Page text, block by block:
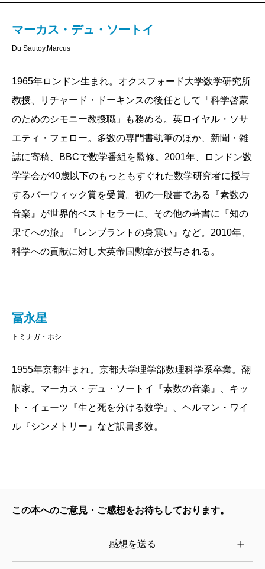
性という聖域においてさえ、人間が機械に屈服する日
に吐露されている点にある。機械はまだ当分は人間の
創造力を獲得できそうにないと安堵する瞬間もあれ
ば、いや、機械の進歩は人間のそうした甘い予測を常
に裏切ってきたではないかと、緊張を取り戻す瞬間も
ある。安易に結論を出すことのないまま、人工知能と
創造性をめぐる最新の研究と実践の現場にみずから足
を運び、そこからライブ感に溢れる思考を紡ぎ出して
いく。
創造性の領域における人工知能研究の最前線を取材
する本書は、数学の他にも囲碁や絵画、音楽など話題
ているのは、数学で機械が人間を超える日が来るか
数学においても、今後コンピュータが決定的に重要
な役割を担うようになる可能性がある。何しろ、数学
が、数学のすべてではない。数学の新たな領野を切り
▼Philippe Sands フィリップ・サンズ［英
国ペンクラブ会長］
複雑で恐ろしくそして美しいものや、人間であること
の不思議さを、理解することがどういうことか、とて
も簡単に、そしてとても楽しく見せてくれます。
▼Nature ネイチャー誌
心奪われる考察。著者の結論をどう取るかはさてお
き、そこに至る旅は雄弁さに満ち、啓蒙的でもある。
事実がぎっしり詰まっていて面白い。創造性という言
従来の考えをぐらつかせる。来るAIの世界への素晴ら
しい旅行ガイド。
マーカス・デュ・ソートイ
Du Sautoy,Marcus
1965年ロンドン生まれ。オクスフォード大学数学研究所
教授、リチャード・ドーキンスの後任として「科学啓蒙
のためのシモニー教授職」も務める。英ロイヤル・ソサ
エティ・フェロー。多数の専門書執筆のほか、新聞・雑
誌に寄稿、BBCで数学番組を監修。2001年、ロンドン数
学学会が40歳以下のもっともすぐれた数学研究者に授与
するバーウィック賞を受賞。初の一般書である『素数の
音楽』が世界的ベストセラーに。その他の著書に『知の
果てへの旅』『レンブラントの身震い』など。2010年、
科学への貢献に対し大英帝国勲章が授与される。
冨永星
トミナガ・ホシ
1955年京都生まれ。京都大学理学部数理科学系卒業。翻
訳家。マーカス・デュ・ソートイ『素数の音楽』、キッ
ト・イェーツ『生と死を分ける数学』、ヘルマン・ワイ
ル『シンメトリー』など訳書多数。
この本へのご意見・ご感想をお待ちしております。
感想を送る